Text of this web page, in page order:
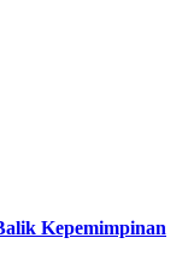
Kepemimpinan